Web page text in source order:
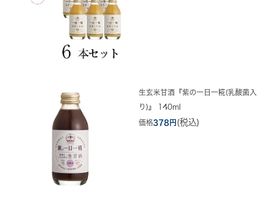
生玄米甘酒『紫の一日一糀(乳酸菌入
り)』 140ml
価格378円 (税込)